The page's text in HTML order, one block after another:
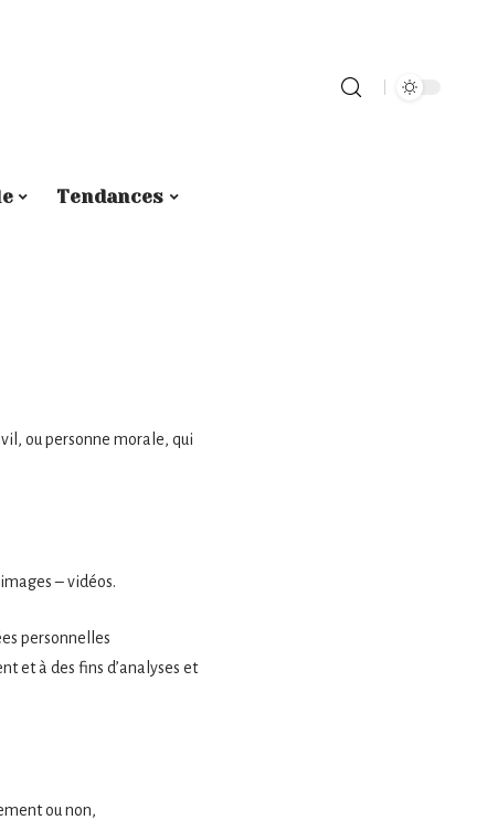
Tendances
ou personne morale, qui
– vidéos.
personnelles
et à des fins d’analyses et
ou non,